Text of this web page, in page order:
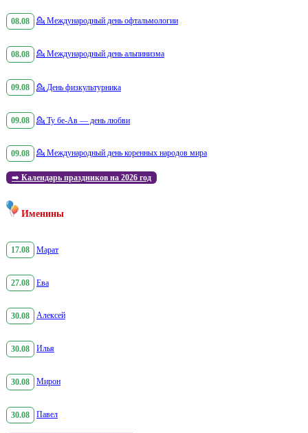
08.08 💁 Международный день офтальмологии
08.08 💁 Международный день альпинизма
09.08 💁 День физкультурника
09.08 💁 Ту бе-Ав — день любви
09.08 💁 Международный день коренных народов мира
➡️ Календарь праздников на 2026 год
Именины
17.08 Марат
27.08 Ева
30.08 Алексей
30.08 Илья
30.08 Мирон
30.08 Павел